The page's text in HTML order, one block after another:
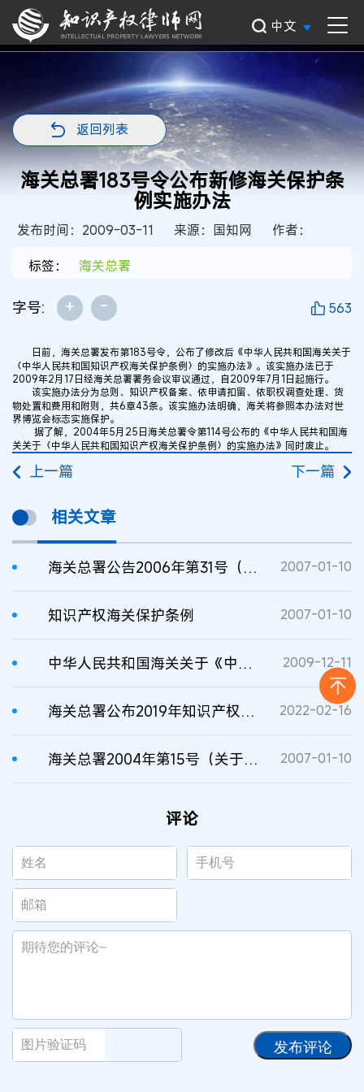
中文
返回列表
海关总署183号令公布新修海关保护条
例实施办法
发布时间：2009-03-11 来源：国知网
作者：
标签：
海关总署
字号: + - 563
日前，海关总署发布第183号令，公布了修改后《中华人民共和国海关关于
〈中华人民共和国知识产权海关保护条例〉的实施办法》。该实施办法已于
2009年2月17日经海关总署署务会议审议通过，自2009年7月1日起施行。
该实施办法分为总则、知识产权备案、依申请扣留、依职权调查处理、货
物处置和费用和附则，共6章43条。该实施办法明确，海关将参照本办法对世
界博览会标志实施保护。
据了解，2004年5月25日海关总署令第114号公布的《中华人民共和国海
关关于〈中华人民共和国知识产权海关保护条例〉的实施办法》同时废止。
上一篇 下一篇
相关文章
海关总署公告2006年第31号（关于接受知识产权海关保护总担保） 2007-01-10
知识产权海关保护条例 2007-01-10
中华人民共和国海关关于《中华人民共和国知识产权海关保护条例》的实施办法 2009-12-11
海关总署公布2019年知识产权保护状况 2022-02-16
海关总署2004年第15号（关于收取知识产权海关保护备案费） 2007-01-10
评论
发布评论